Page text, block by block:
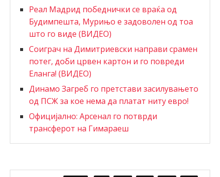
Реал Мадрид победнички се враќа од
Будимпешта, Мурињо е задоволен од тоа
што го виде (ВИДЕО)
Соиграч на Димитриевски направи срамен
потег, доби црвен картон и го повреди
Еланга! (ВИДЕО)
Динамо Загреб го претстави засилувањето
од ПСЖ за кое нема да платат ниту евро!
Официјално: Арсенал го потврди
трансферот на Гимараеш